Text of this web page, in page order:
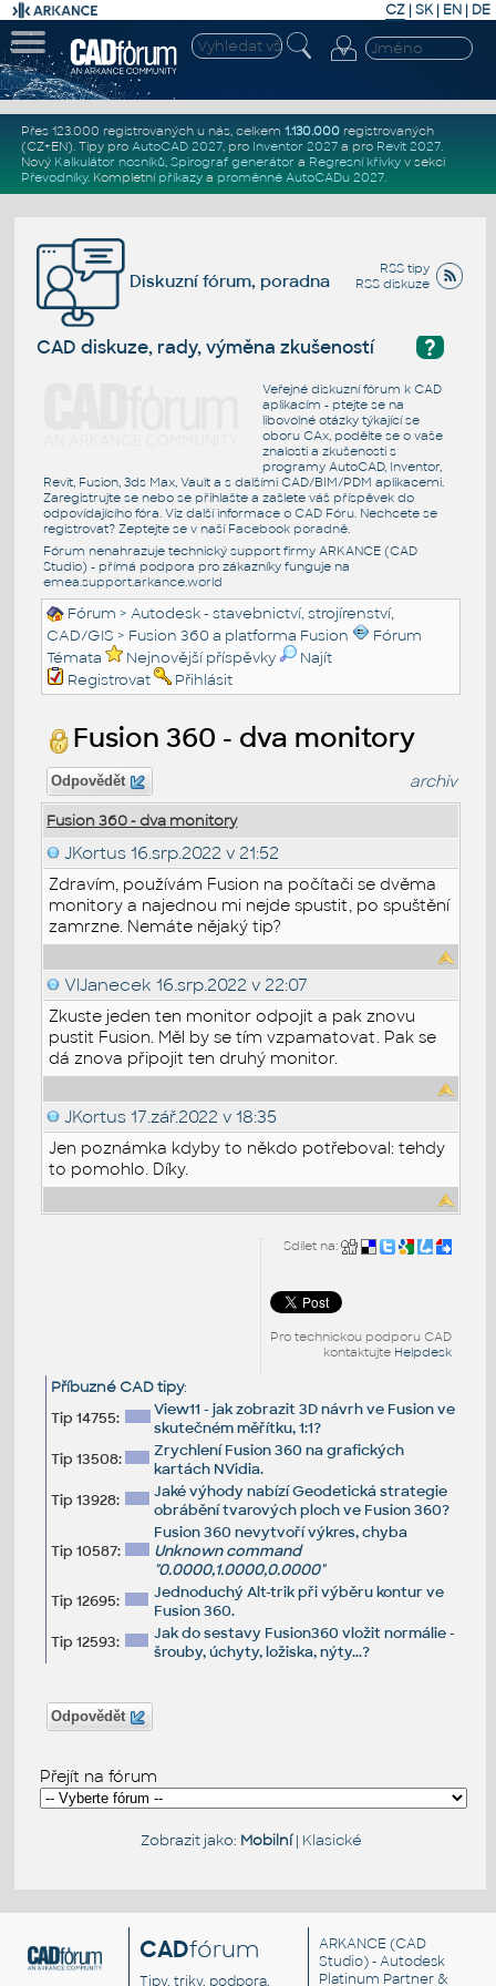
CZ | SK| EN | DE
Přes 123.000 registrovaných u nás, celkem 1.130.000registrovaných
(CZ+EN). Tipy pro AutoCAD 2027, pro Inventor 2027a pro Revit 2027.
Nový Kalkulátor nosníků, Spirograf generátor a Regresní křivkyv sekci
Převodníky. Kompletní příkazya proměnné AutoCADu 2027.
RSS tipy
RSS diskuze
Diskuzní fórum, poradna
?
CAD diskuze, rady, výměna zkušeností
Veřejné diskuzní fórum k CAD
aplikacím - ptejte se na
libovolné otázky týkající se
oboru CAx, podělte se o vaše
znalosti a zkušenosti s
programy AutoCAD, Inventor,
Revit, Fusion, 3ds Max, Vault a s dalšími CAD/BIM/PDM aplikacemi.
Zaregistrujte se nebo se přihlašte a zašlete váš příspěvek do
odpovídajícího fóra. Viz další informace o CAD Fóru. Nechcete se
registrovat? Zeptejte se v naší Facebook poradně.
Fórum nenahrazuje technický support firmy ARKANCE (CAD
Studio) - přímá podpora pro zákazníky funguje na
emea.support.arkance.world
Fórum >Autodesk - stavebnictví, strojírenství,
CAD/GIS > Fusion 360 a platforma Fusion
Fórum
Témata
Nejnovější příspěvky
Najít
Registrovat
Přihlásit
Fusion 360 - dva monitory
Odpovědět archiv
Fusion 360 - dva monitory
JKortus 16.srp.2022 v 21:52
Zdravím, používám Fusion na počítači se dvěma
monitory a najednou mi nejde spustit, po spuštění
zamrzne. Nemáte nějaký tip?
VlJanecek 16.srp.2022 v 22:07
Zkuste jeden ten monitor odpojit a pak znovu
pustit Fusion. Měl by se tím vzpamatovat. Pak se
dá znova připojit ten druhý monitor.
JKortus 17.zář.2022 v 18:35
Jen poznámka kdyby to někdo potřeboval: tehdy
to pomohlo. Díky.
Sdílet na:
Pro technickou podporu CAD
kontaktujte Helpdesk
Příbuzné CAD tipy:
Tip 14755:
View11 - jak zobrazit 3D návrh ve Fusion ve
skutečném měřítku, 1:1?
Tip 13508:
Zrychlení Fusion 360 na grafických
kartách NVidia.
Tip 13928:
Jaké výhody nabízí Geodetická strategie
obrábění tvarových ploch ve Fusion 360?
Tip 10587:
Fusion 360 nevytvoří výkres, chyba
Unknown command
"0.0000,1.0000,0.0000"
Tip 12695:
Jednoduchý Alt-trik při výběru kontur ve
Fusion 360.
Tip 12593:
Jak do sestavy Fusion360 vložit normálie -
šrouby, úchyty, ložiska, nýty...?
Odpovědět
Přejít na fórum
Zobrazit jako: Mobilní| Klasické
CADfórum
Tipy, triky, podpora,
ARKANCE (CAD
Studio) - Autodesk
Platinum Partner &